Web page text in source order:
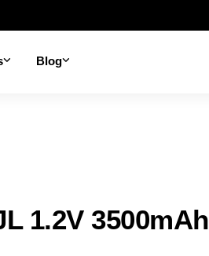
Blog
1.2V 3500mAh